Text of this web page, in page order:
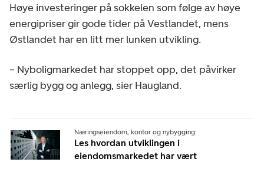
Høye investeringer på sokkelen som følge av høye
energipriser gir gode tider på Vestlandet, mens
Østlandet har en litt mer lunken utvikling.
– Nyboligmarkedet har stoppet opp, det påvirker
særlig bygg og anlegg, sier Haugland.
Næringseiendom, kontor og nybygging:
Les hvordan utviklingen i
eiendomsmarkedet har vært